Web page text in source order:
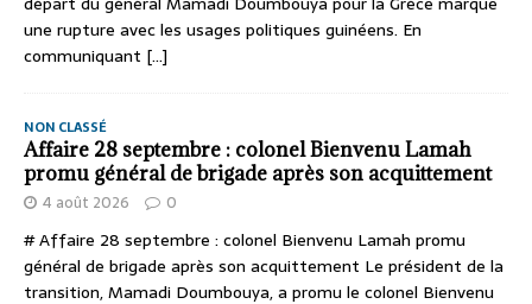
une rupture avec les usages politiques guinéens. En
communiquant [...]
NON CLASSÉ
Affaire 28 septembre : colonel Bienvenu Lamah
promu général de brigade après son acquittement
4 août 2026 0
# Affaire 28 septembre : colonel Bienvenu Lamah promu
général de brigade après son acquittement Le président de la
transition, Mamadi Doumbouya, a promu le colonel Bienvenu